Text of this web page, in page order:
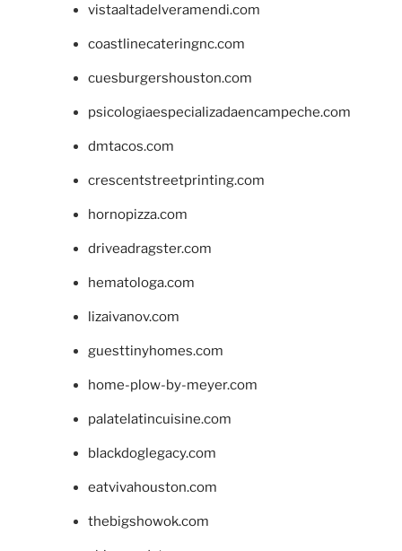
vistaaltadelveramendi.com
coastlinecateringnc.com
cuesburgershouston.com
psicologiaespecializadaencampeche.com
dmtacos.com
crescentstreetprinting.com
hornopizza.com
driveadragster.com
hematologa.com
lizaivanov.com
guesttinyhomes.com
home-plow-by-meyer.com
palatelatincuisine.com
blackdoglegacy.com
eatvivahouston.com
thebigshowok.com